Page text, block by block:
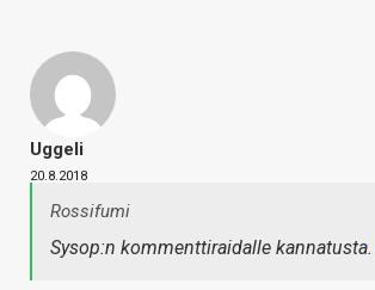
Uggeli
20.8.2018
Rossifumi
Sysop:n kommenttiraidalle kannatusta.